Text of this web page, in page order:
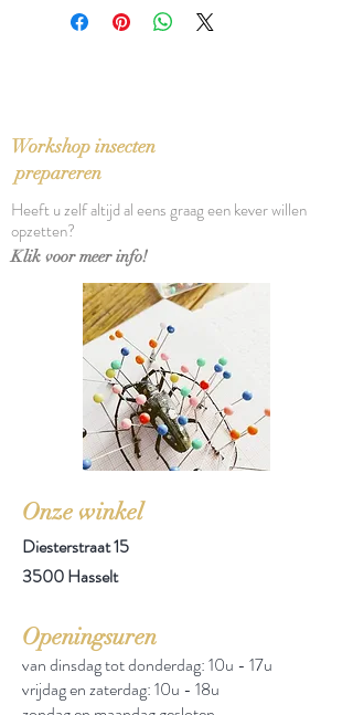
stofomslag
heeft gebruikssporen, eerste druk
Workshop insecten
prepareren
Heeft u zelf altijd al eens graag een kever willen
opzetten?
Klik voor meer info!
Onze winkel
Diesterstraat 15
3500 Hasselt
Openingsuren
van dinsdag tot donderdag: 10u - 17u
vrijdag en zaterdag: 10u - 18u